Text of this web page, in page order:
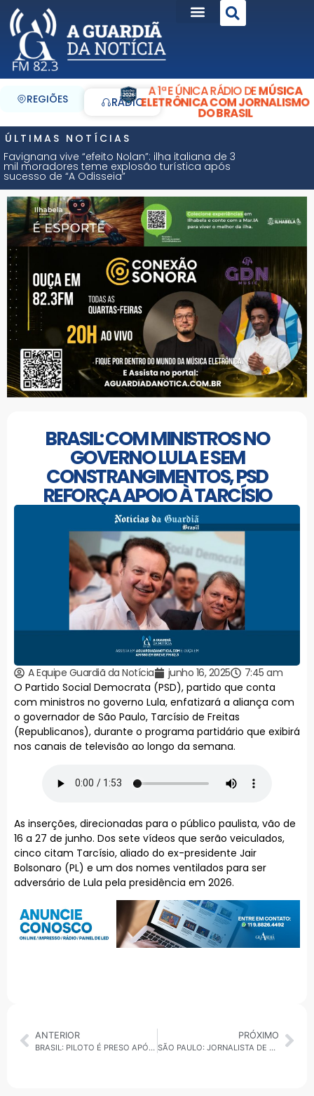
REGIÕES RÁDIO
A 1ª E ÚNICA RÁDIO DEMÚSICA
ELETRÔNICA COM JORNALISMO
DO BRASIL
ÚLTIMAS NOTÍCIAS
Favignana vive “efeito Nolan”: ilha italiana de 3
mil moradores teme explosão turística após
sucesso de “A Odisseia”
BRASIL: COM MINISTROS NO
GOVERNO LULA E SEM
CONSTRANGIMENTOS, PSD
REFORÇA APOIO À TARCÍSIO
A Equipe Guardiã da Notícia junho 16, 2025
7:45 am
O Partido Social Democrata (PSD), partido que conta
com ministros no governo Lula, enfatizará a aliança com
o governador de São Paulo, Tarcísio de Freitas
(Republicanos), durante o programa partidário que exibirá
nos canais de televisão ao longo da semana.
As inserções, direcionadas para o público paulista, vão de
16 a 27 de junho. Dos sete vídeos que serão veiculados,
cinco citam Tarcísio, aliado do ex-presidente Jair
Bolsonaro (PL) e um dos nomes ventilados para ser
adversário de Lula pela presidência em 2026.
ANTERIOR
BRASIL: PILOTO É PRESO APÓS BALÃO COM 33 PASSAGEIROS CAIR E MATAR MULHER GRÁVIDA EM SP
PRÓXIMO
SÃO PAULO: JORNALISTA DE 61 ANOS É PRESA POR CHAMAR HOMEM DE BICHA NOJENTA EM SHOPPPING